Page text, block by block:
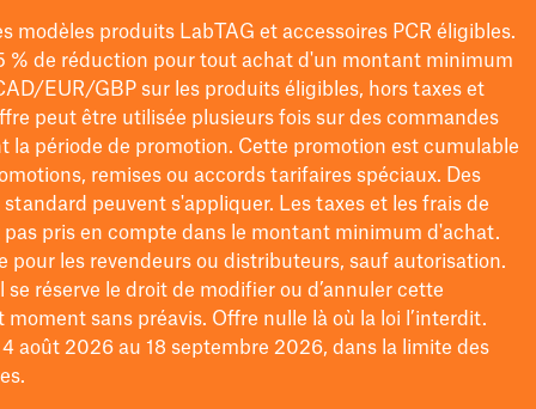
modèles produits LabTAG et accessoires PCR éligibles.
% de réduction pour tout achat d'un montant minimum
EUR/GBPsur les produits éligibles, hors taxes et
peut être utilisée plusieurs fois sur des commandes
la période de promotion. Cette promotion est cumulable
remises ou accords tarifaires spéciaux. Des
peuvent s'appliquer. Les taxes et les frais de
pas pris en compte dans le montant minimum d'achat.
pour les revendeurs ou distributeurs, sauf autorisation.
réserve le droit de modifierou d’annuler cette
moment sans préavis. Offre nulle là où la loi l’interdit.
août 2026 au 18 septembre 2026, dans la limite des